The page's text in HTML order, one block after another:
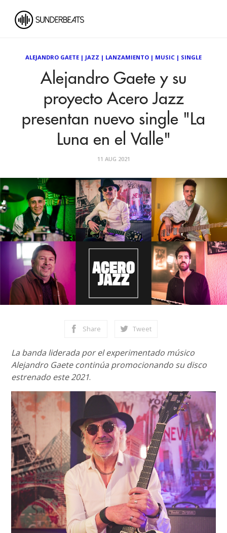
ALEJANDRO GAETE | JAZZ | LANZAMIENTO | MUSIC | SINGLE
Alejandro Gaete y su
proyecto Acero Jazz
presentan nuevo single "La
Luna en el Valle"
11 AUG 2021
Share Tweet
La banda liderada por el experimentado músico
Alejandro Gaete continúa promocionando su disco
estrenado este 2021.